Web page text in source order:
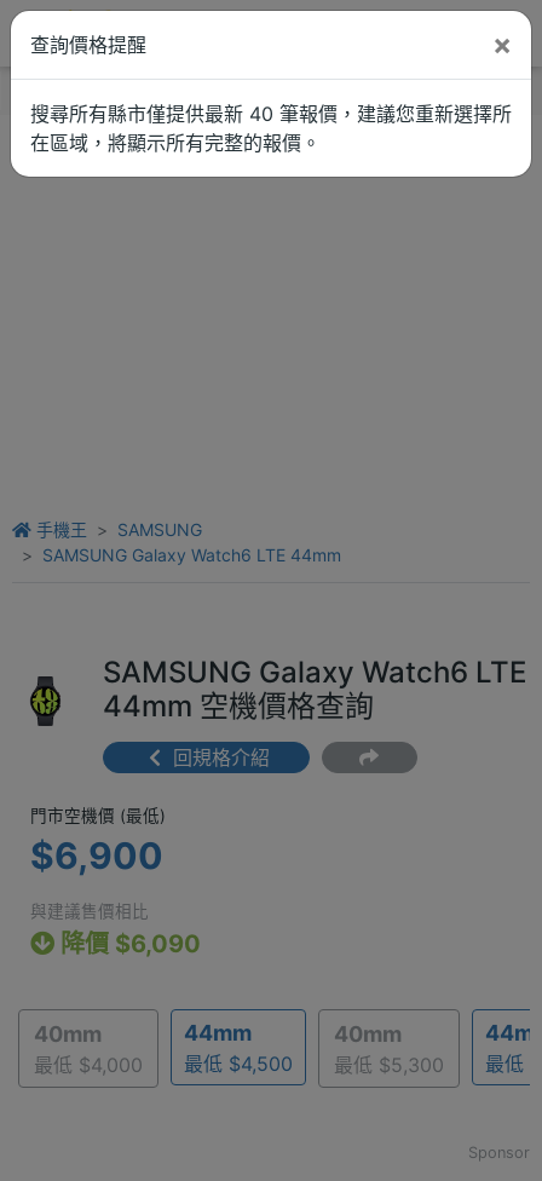
手機王
SAMSUNG
SAMSUNG Galaxy Watch6 LTE 44mm
SAMSUNG Galaxy Watch6 LTE
44mm 空機價格查詢
回規格介紹
門市空機價 (最低) $6,900
門市空機價 (最低)
$6,900
與建議售價相比
降價 $6,090
40mm
最低 $4,000
44mm
最低 $4,500
40mm
最低 $5,300 最低
Sponsor
查詢價格提醒 ×
搜尋所有縣市僅提供最新 40 筆報價，建議您重新選擇所
在區域，將顯示所有完整的報價。